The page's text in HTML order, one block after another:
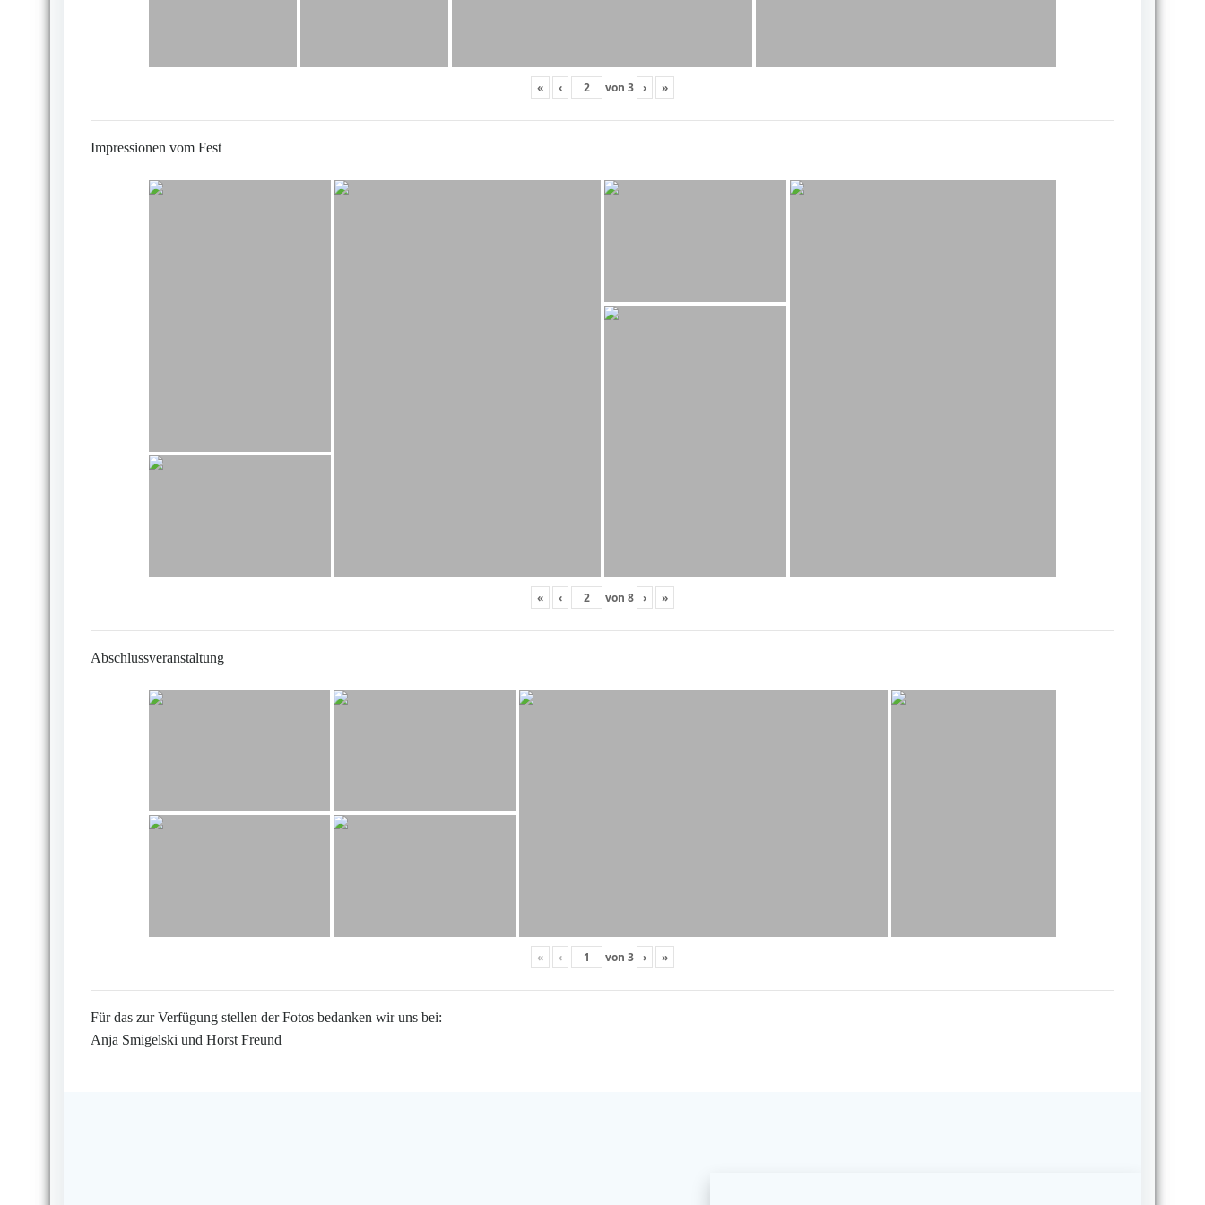
« ‹ von 3 › »
Impressionen vom Fest
« ‹ von 8 › »
Abschlussveranstaltung
« ‹ von 3 › »
Für das zur Verfügung stellen der Fotos bedanken wir uns bei:
Anja Smigelski und Horst Freund